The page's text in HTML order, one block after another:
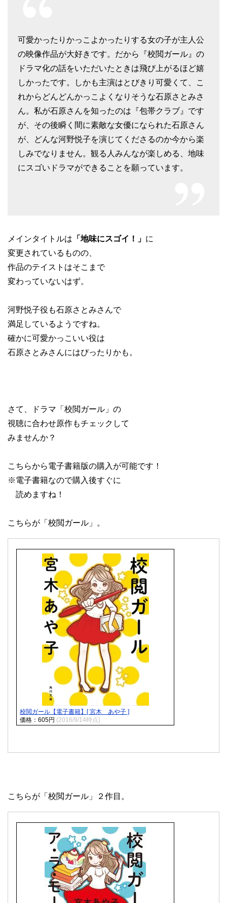
可愛かったりかっこよかったりする女の子が主人公
の映像作品が大好きです。だから『校閲ガール』の
ドラマ化の話をいただいたときは飛び上がるほど嬉
しかったです。しかも主演はとびきり可愛くて、こ
れからどんどんかっこよくなりそうな石原さとみさ
ん。私が石原さんを知ったのは『包帯クラブ』です
が、その後瞬く間に素敵な女優になられた石原さん
が、どんな河野悦子を演じてくださるのか今から楽
しみでなりません。観る人みんなが楽しめる、地味
にスゴいドラマができることを願っています。
メインタイトルは 「地味にスゴイ！」 に
変更されているものの、
作品のテイストはそこまで
変わっていないはず。
河野悦子役も石原さとみさんで
満足しているようですね。
確かに可愛かっこいい役は
石原さとみさんにはぴったりかも。
さて、ドラマ「校閲ガール」の
視聴に合わせ原作もチェックして
みませんか？
こちらから電子書籍版の購入が可能です！
※電子書籍なので購入後すぐに
読めますね！
こちらが「校閲ガール」。
校閲ガール【電子書籍】[ 宮木 あや子 ]
価格：605円 (2016/9/14時点)
こちらが「校閲ガール」２作目。